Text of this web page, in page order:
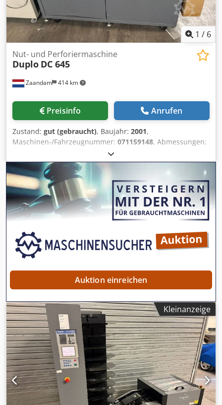
1 / 6
Zaandam 414 km
Nut- und Perforiermaschine
Duplo DC 645
Preisinfo Anrufen
Zustand: gut (gebraucht), Baujahr: 2001,
Maschinen-/Fahrzeugnummer: 071159148, Abmessungen:
370 × 650 mm, Funktionen: Falzen, Schneiden und
Perforieren in einem einzigen Arbeitsgang,
computergesteuerte Bedienung, automatische
Blattpositionierung, hohe Schnittgenauigkeit und
Wiederholbarkeit. Dodpeztavpofx Ah Dokr
Auktion einreichen
Kleinanzeige